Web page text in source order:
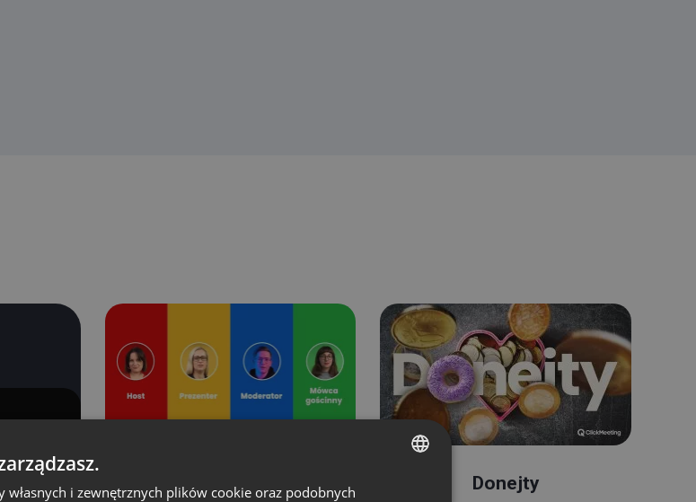
Role w wydarzeniach Donejty
ENGLISH
własnych i zewnętrznych plików cookie oraz podobnych